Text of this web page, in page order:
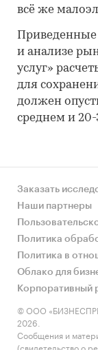
всё же
Приведенные
и анализе
услуг»
для
должен
среднем и
Заказать
Наши партнеры
Политика
Политика в
Облако для
Корпоративный
© ООО
2026.
Сообщения и
(свидетельство о